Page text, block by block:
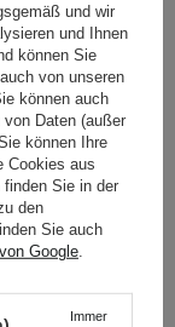
DMAE und
– 30 ml
€
WARENKORB
und wir
und Ihnen
können Sie
von unseren
können auch
Daten (außer
können Ihre
Cookies aus
finden Sie in der
den
Sie auch
Google
Immer